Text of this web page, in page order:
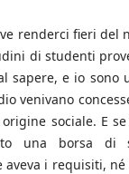
renderci fieri del
di studenti
sapere, e io sono
venivano
sociale. E
una borsa di
aveva i requisiti,